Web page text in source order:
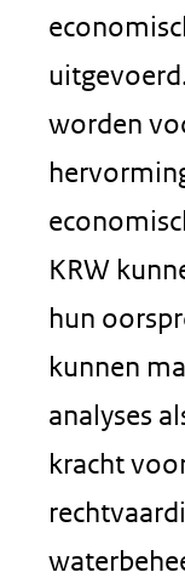
worden
KRW
hun
kunnen
analyses
kracht